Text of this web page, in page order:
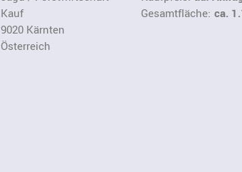
Kauf
9020 Kärnten
Österreich
Gesamtfläche: ca.